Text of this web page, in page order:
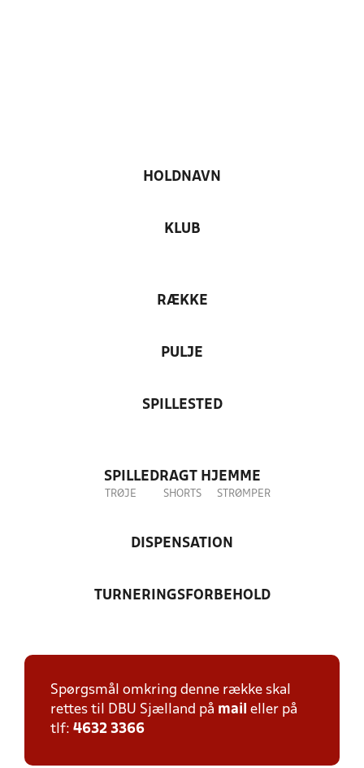
HOLDNAVN
KLUB
RÆKKE
PULJE
SPILLESTED
SPILLEDRAGT HJEMME
TRØJE SHORTS STRØMPER
DISPENSATION
TURNERINGSFORBEHOLD
Spørgsmål omkring denne række skal
rettes til DBU Sjælland på mail eller på
tlf: 4632 3366